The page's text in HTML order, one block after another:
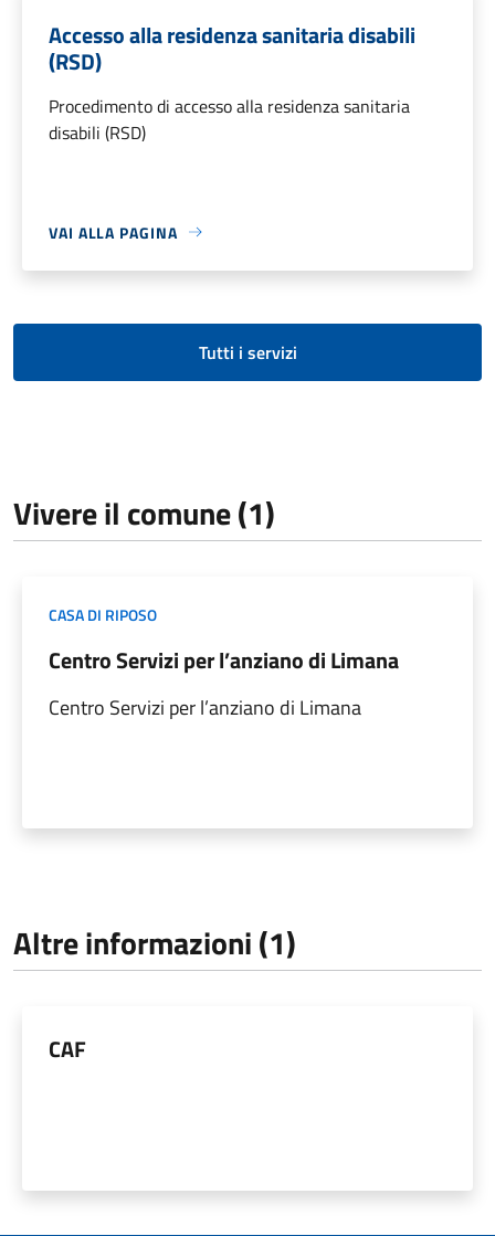
Accesso alla residenza sanitaria disabili
(RSD)
Procedimento di accesso alla residenza sanitaria
disabili (RSD)
VAI ALLA PAGINA
Tutti i servizi
Vivere il comune (1)
CASA DI RIPOSO
Centro Servizi per l’anziano di Limana
Centro Servizi per l’anziano di Limana
Altre informazioni (1)
CAF